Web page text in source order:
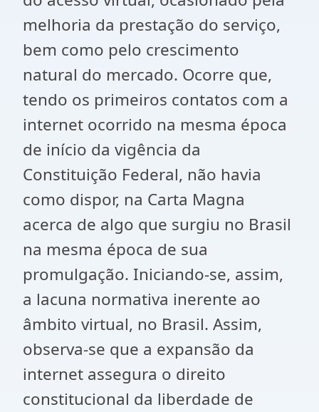
melhoria da prestação do serviço,
bem como pelo crescimento
natural do mercado. Ocorre que,
tendo os primeiros contatos com a
internet ocorrido na mesma época
de início da vigência da
Constituição Federal, não havia
como dispor, na Carta Magna
acerca de algo que surgiu no Brasil
na mesma época de sua
promulgação. Iniciando-se, assim,
a lacuna normativa inerente ao
âmbito virtual, no Brasil. Assim,
observa-se que a expansão da
internet assegura o direito
constitucional da liberdade de